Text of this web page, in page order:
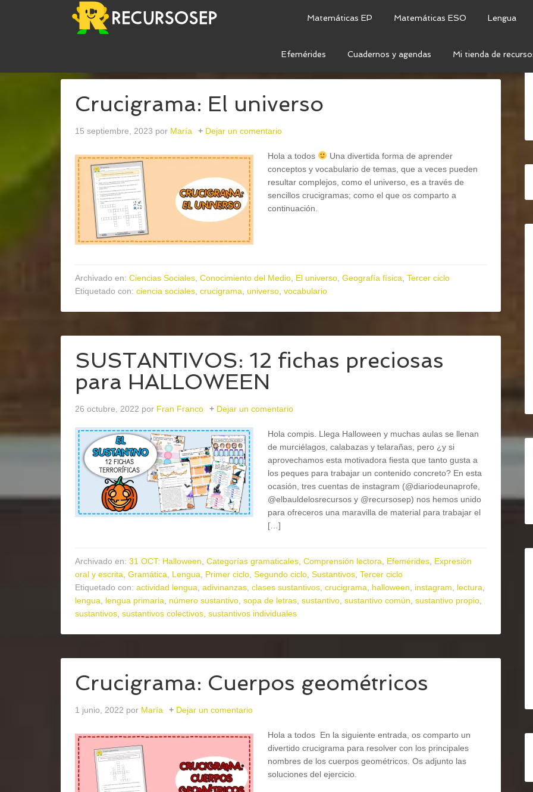
Matemáticas EP Matemáticas ESO Lengua
Efemérides Cuadernos y agendas Mi tienda de
Crucigrama: El universo
15 septiembre, 2023 por María Dejar un comentario
Hola a todos
Una divertida forma de aprender
conceptos y vocabulario de temas, que a veces pueden
resultar complejos, como el universo, es a través de
sencillos crucigramas; como el que os comparto a
continuación.
Archivado en: Ciencias Sociales Conocimiento del Medio El universo Geografía física Tercer ciclo
Etiquetado con: ciencia sociales crucigrama universo vocabulario
SUSTANTIVOS: 12 fichas preciosas
para HALLOWEEN
26 octubre, 2022 por Fran Franco Dejar un comentario
Hola compis. Llega Halloween y muchas aulas se llenan
de murciélagos, calabazas y telarañas, pero ¿y si
aprovechamos esta motivadora fiesta que tanto gusta a
los peques para trabajar un contenido concreto? En esta
ocasión, tres cuentas de instagram (@diariodeunaprofe,
@elbauldelosrecursos y @recursosep) nos hemos unido
para ofreceros una maravilla de material para trabajar el
[…]
Archivado en: 31 OCT: Halloween Categorías gramaticales Comprensión lectora Efemérides Expresión
oral y escrita Gramática Lengua Primer ciclo Segundo ciclo Sustantivos Tercer ciclo
Etiquetado con: actividad lengua adivinanzas clases sustantivos crucigrama halloween instagram lectura
lengua
lengua primaria número sustantivo sopa de letras sustantivo sustantivo común sustantivo propio
sustantivos sustantivos colectivos sustantivos individuales
Crucigrama: Cuerpos geométricos
1 junio, 2022 por María Dejar un comentario
Hola a todos En la siguiente entrada, os comparto un
divertido crucigrama para resolver con los principales
nombres de los cuerpos geométricos. Os adjunto las
soluciones del ejercicio.